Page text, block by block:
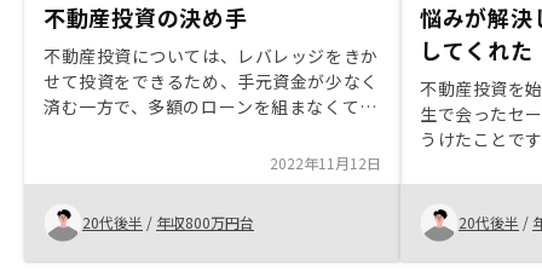
不動産投資の決め手
不動産投資については、レバレッジをきか
せて投資をできるため、手元資金が少なく
済む一方で、多額のローンを組まなくては
の説明を受けて、不動産投資のリスクとリ
ターンをわかりやすく説明いただいた為購
入に至った空室時に、物件周辺の相場状況
をもっと詳しく知りたい
2022年11月12日
20代後半 / 年収800万円台
悩みが解決
してくれた
不動産投資を
生で会ったセ
うけたことで
不安定性のあ
感情が強かっ
なっている事
るところから
20代後半 /